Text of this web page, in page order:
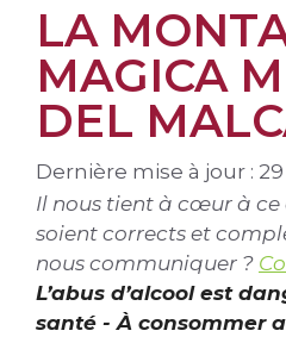
LA
MAGICA
DEL
Dernière mise à jour :
Il nous tient à cœur à ce
soient corrects et
nous communiquer ?
L’abus d’alcool est
santé - À consommer